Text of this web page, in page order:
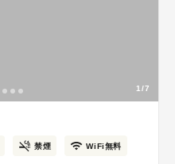
1/7
禁煙 WiFi無料